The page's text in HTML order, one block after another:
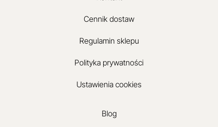
Cennik dostaw
Regulamin sklepu
Polityka prywatności
Ustawienia cookies
Blog